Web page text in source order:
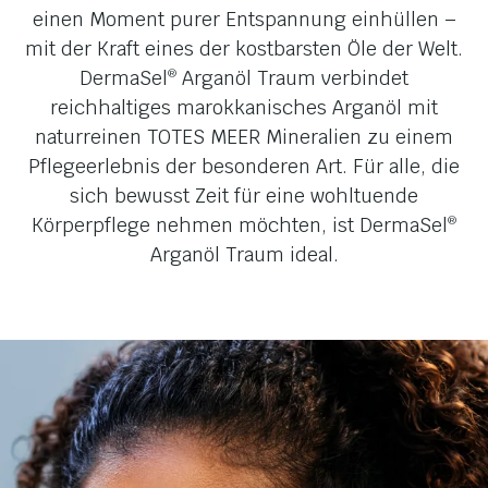
einen Moment purer Entspannung einhüllen –
mit der Kraft eines der kostbarsten Öle der Welt.
DermaSel® Arganöl Traum verbindet
reichhaltiges marokkanisches Arganöl mit
naturreinen TOTES MEER Mineralien zu einem
Pflegeerlebnis der besonderen Art. Für alle, die
sich bewusst Zeit für eine wohltuende
Körperpflege nehmen möchten, ist DermaSel®
Arganöl Traum ideal.